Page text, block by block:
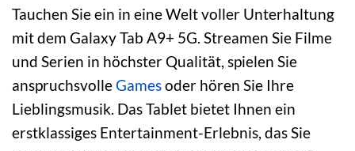
Tauchen Sie ein in eine Welt voller Unterhaltung
mit dem Galaxy Tab A9+ 5G. Streamen Sie Filme
und Serien in höchster Qualität, spielen Sie
anspruchsvolleGamesoder hören Sie Ihre
Lieblingsmusik. Das Tablet bietet Ihnen ein
erstklassiges Entertainment-Erlebnis, das Sie